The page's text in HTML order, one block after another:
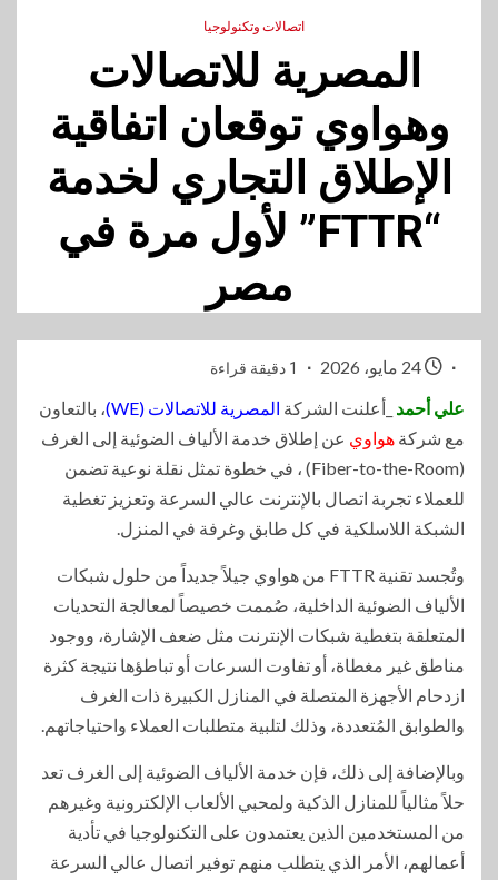
اتصالات وتكنولوجيا
المصرية للاتصالات
وهواوي توقعان اتفاقية
الإطلاق التجاري لخدمة
“FTTR” لأول مرة في
مصر
1 دقيقة قراءة
علي أحمد _أعلنت الشركة المصرية للاتصالات (WE)
، بالتعاون
مع شركة هواوي عن إطلاق خدمة الألياف الضوئية إلى الغرف
(Fiber-to-the-Room) ، في خطوة تمثل نقلة نوعية تضمن
للعملاء تجربة اتصال بالإنترنت عالي السرعة وتعزيز تغطية
الشبكة اللاسلكية في كل طابق وغرفة في المنزل.
وتُجسد تقنية FTTR من هواوي جيلاً جديداً من حلول شبكات
الألياف الضوئية الداخلية، صُممت خصيصاً لمعالجة التحديات
المتعلقة بتغطية شبكات الإنترنت مثل ضعف الإشارة، ووجود
مناطق غير مغطاة، أو تفاوت السرعات أو تباطؤها نتيجة كثرة
ازدحام الأجهزة المتصلة في المنازل الكبيرة ذات الغرف
والطوابق المُتعددة، وذلك لتلبية متطلبات العملاء واحتياجاتهم.
وبالإضافة إلى ذلك، فإن خدمة الألياف الضوئية إلى الغرف تعد
حلاً مثالياً للمنازل الذكية ولمحبي الألعاب الإلكترونية وغيرهم
من المستخدمين الذين يعتمدون على التكنولوجيا في تأدية
أعمالهم، الأمر الذي يتطلب منهم توفير اتصال عالي السرعة